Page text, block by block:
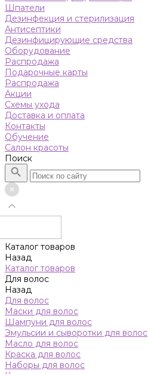
Шпатели
Дезинфекция и стерилизация
Антисептики
Дезинфицирующие средства
Оборудование
Распродажа
Подарочные карты
Распродажа
Акции
Схемы ухода
Доставка и оплата
Контакты
Обучение
Салон красоты
Поиск
Каталог товаров
Назад
Каталог товаров
Для волос
Назад
Для волос
Маски для волос
Шампуни для волос
Эмульсии и сыворотки для волос
Масло для волос
Краска для волос
Наборы для волос